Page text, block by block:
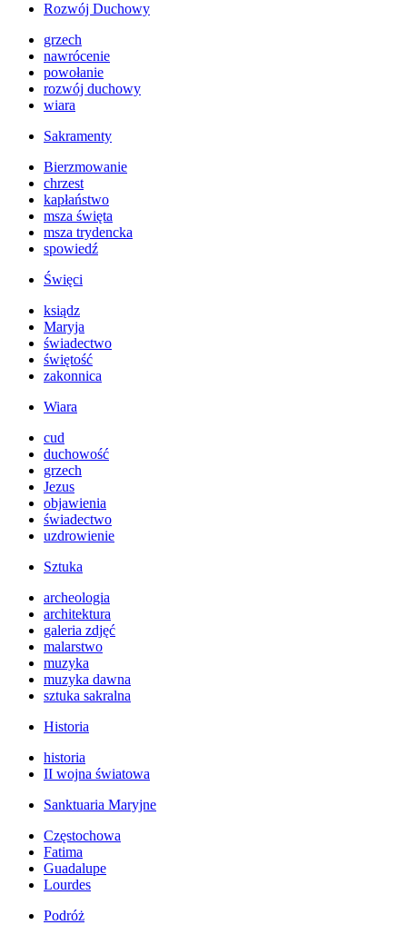
Rozwój Duchowy
grzech
nawrócenie
powołanie
rozwój duchowy
wiara
Sakramenty
Bierzmowanie
chrzest
kapłaństwo
msza święta
msza trydencka
spowiedź
Święci
ksiądz
Maryja
świadectwo
świętość
zakonnica
Wiara
cud
duchowość
grzech
Jezus
objawienia
świadectwo
uzdrowienie
Sztuka
archeologia
architektura
galeria zdjęć
malarstwo
muzyka
muzyka dawna
sztuka sakralna
Historia
historia
II wojna światowa
Sanktuaria Maryjne
Częstochowa
Fatima
Guadalupe
Lourdes
Podróż